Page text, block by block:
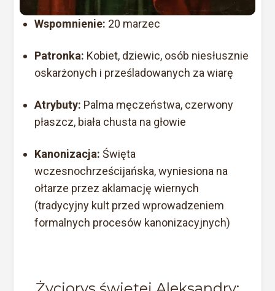
Wspomnienie: 20 marzec
Patronka: Kobiet, dziewic, osób niesłusznie
oskarżonych i prześladowanych za wiarę
Atrybuty: Palma męczeństwa, czerwony
płaszcz, biała chusta na głowie
Kanonizacja: Święta
wczesnochrześcijańska, wyniesiona na
ołtarze przez aklamację wiernych
(tradycyjny kult przed wprowadzeniem
formalnych procesów kanonizacyjnych)